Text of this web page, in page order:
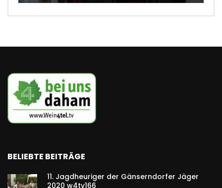
BELIEBTE BEITRÄGE
11. Jagdheuriger der Gänserndorfer Jäger
2020 w4tv166